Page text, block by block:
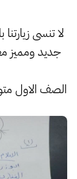
لا تنسى
جديد ومميز
الصف الاول